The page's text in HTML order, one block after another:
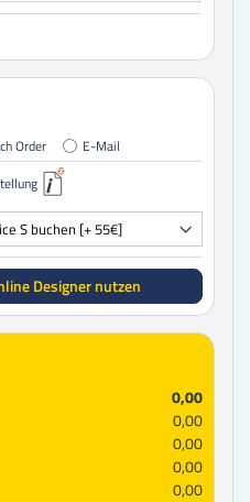
Order
E-Mail
Designer nutzen
0,00
0,00
0,00
0,00
0,00